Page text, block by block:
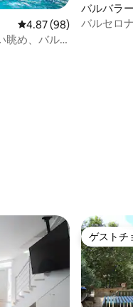
価
レビュー98件、5つ星
4.87 (98)
眺め、バル
バルバラ
一軒家
バルセロ
ゲストチ
ゲストチ